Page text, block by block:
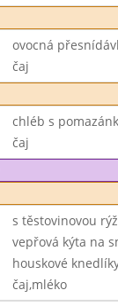
ovocná
čaj
chléb s
čaj
s těstovinovou
vepřová kýta na
houskové
čaj,mléko